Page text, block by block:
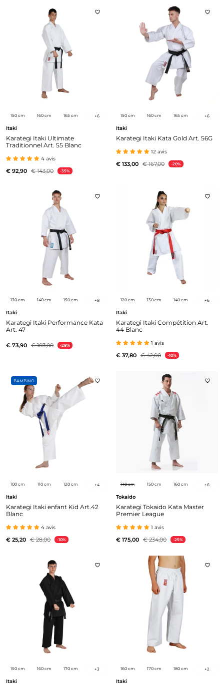
150 cm 160 cm 165 cm +6
Itaki
Karategi Itaki Ultimate
Traditionnel Art. 55 Blanc
4 avis
€ 92,90 € 143,00 -35%
150 cm 160 cm 165 cm +6
Itaki
Karategi Itaki Kata Gold Art. 56G
12 avis
€ 133,00 € 167,00 -20%
130 cm 140 cm 150 cm +8
Itaki
Karategi Itaki Performance Kata
Art. 47
€ 73,90 € 103,00 -28%
120 cm 130 cm 140 cm +6
Itaki
Karategi Itaki Compétition Art.
44 Blanc
1 avis
€ 37,80 € 42,00 -10%
BAMBINO
100 cm 110 cm 120 cm +4
Itaki
Karategi Itaki enfant Kid Art.42
Blanc
4 avis
€ 25,20 € 28,00 -10%
140 cm 150 cm 160 cm +6
Tokaido
Karategi Tokaido Kata Master
Premier League
1 avis
€ 175,00 € 234,00 -25%
150 cm 160 cm 170 cm +3
Itaki
160 cm 170 cm 180 cm +2
Itaki